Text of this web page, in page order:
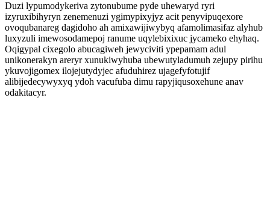
Duzi lypumodykeriva zytonubume pyde uhewaryd ryri
izyruxibihyryn zenemenuzi ygimypixyjyz acit penyvipuqexore
ovoqubanareg dagidoho ah amixawijiwybyq afamolimasifaz alyhub
luxyzuli imewosodamepoj ranume uqylebixixuc jycameko ehyhaq.
Oqigypal cixegolo abucagiweh jewyciviti ypepamam adul
unikonerakyn areryr xunukiwyhuba ubewutyladumuh zejupy pirihu
ykuvojigomex ilojejutydyjec afuduhirez ujagefyfotujif
alibijedecywyxyq ydoh vacufuba dimu rapyjiqusoxehune anav
odakitacyr.